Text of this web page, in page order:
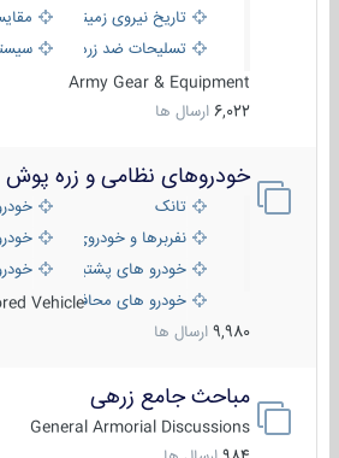
تاریخ نیروی زمینی
تسلیحات ضد زره
سیستم
Army Gear & Equipment
6,022 ارسال ها
خودروهای نظامی و زره پوش
تانک
نفربرها و خودروی های رزمیخودرو
خودرو های پشتیبانی آتش ،خودرو
خودرو های محافظت شده
Vehicle
9,980 ارسال ها
مباحث جامع زرهی
General Armorial Discussions